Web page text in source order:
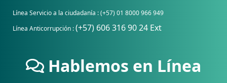
Línea Servicio a la ciudadanía : (+57) 01 8000 966 949
Línea Anticorrupción :(+57) 606 316 90 24 Ext
Hablemos en Línea